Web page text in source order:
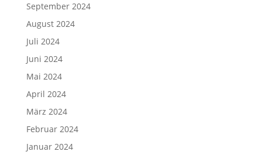
September 2024
August 2024
Juli 2024
Juni 2024
Mai 2024
April 2024
März 2024
Februar 2024
Januar 2024